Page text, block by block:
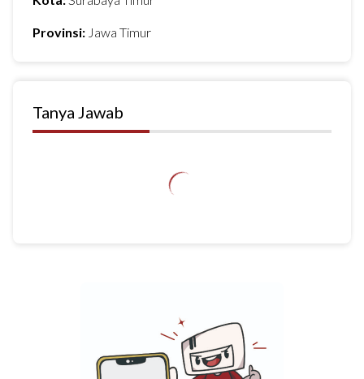
Provinsi: Jawa Timur
Tanya Jawab